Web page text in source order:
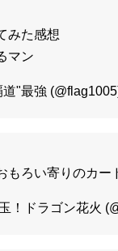
みた感想
マン
"最強
もろい寄りのカー
！ドラゴン花火